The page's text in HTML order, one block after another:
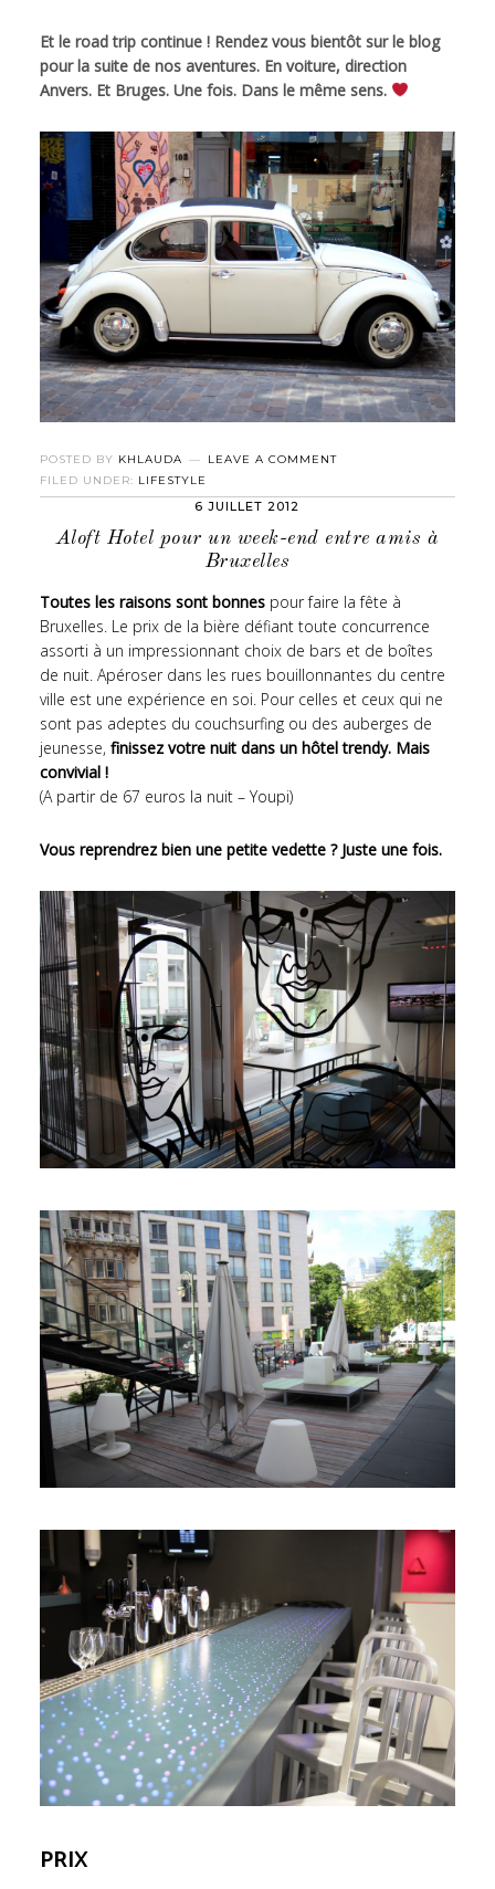
Et le road trip continue ! Rendez vous bientôt sur le blog
pour la suite de nos aventures. En voiture, direction
Anvers. Et Bruges. Une fois. Dans le même sens.
POSTED BY KHLAUDA
LEAVE A COMMENT
FILED UNDER: LIFESTYLE
6 JUILLET 2012
Aloft Hotel pour un week-end entre amis à
Bruxelles
Toutes les raisons sont bonnes pour faire la fête à
Bruxelles. Le prix de la bière défiant toute concurrence
assorti à un impressionnant choix de bars et de boîtes
de nuit. Apéroser dans les rues bouillonnantes du centre
ville est une expérience en soi. Pour celles et ceux qui ne
sont pas adeptes du couchsurfing ou des auberges de
jeunesse, finissez votre nuit dans un hôtel trendy. Mais
convivial !
(A partir de 67 euros la nuit – Youpi)
Vous reprendrez bien une petite vedette ? Juste une fois.
PRIX